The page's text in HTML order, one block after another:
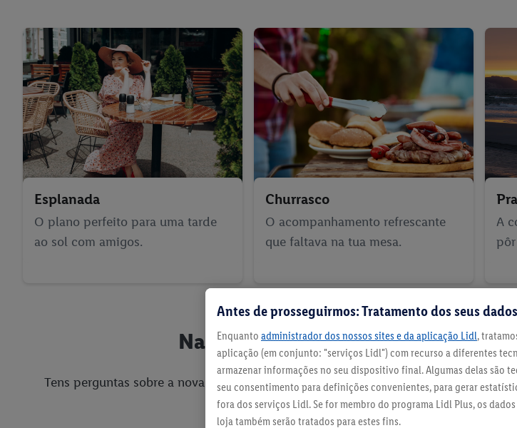
Esplanada
O plano perfeito para uma tarde
ao sol com amigos.
Churrasco
O acompanhamento refrescante
que faltava na tua mesa.
A
Na dúvida pede sempre uma
Tens perguntas sobre a nova NATURIS Ananás? Nós temos as respostas. Explora
Antes de prosseguirmos: Tratamento dos seus dados
Enquanto administrador dos nossos sites e da aplicação Lidl,
aplicação (em conjunto: "serviços Lidl") com recurso a diferentes
armazenar informações no seu dispositivo final. Algumas delas são
seu consentimento para definições convenientes, para gerar
fora dos serviços Lidl. Se for membro do programa Lidl Plus, os
loja também serão tratados para estes fins.